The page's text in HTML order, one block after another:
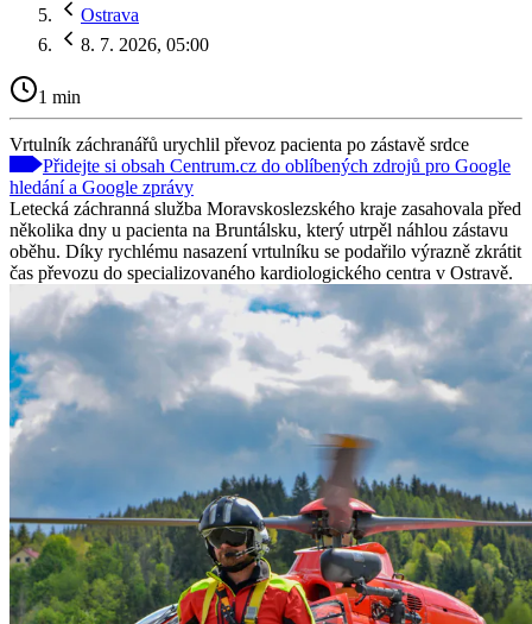
Ostrava
8. 7. 2026, 05:00
1 min
Vrtulník záchranářů urychlil převoz pacienta po zástavě srdce
Přidejte si obsah Centrum.cz do oblíbených zdrojů pro Google
hledání a Google zprávy
Letecká záchranná služba Moravskoslezského kraje zasahovala před
několika dny u pacienta na Bruntálsku, který utrpěl náhlou zástavu
oběhu. Díky rychlému nasazení vrtulníku se podařilo výrazně zkrátit
čas převozu do specializovaného kardiologického centra v Ostravě.